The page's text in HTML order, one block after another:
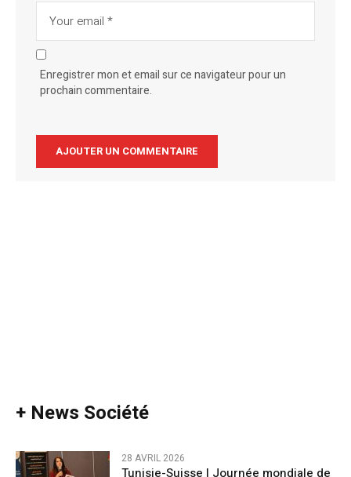
Enregistrer mon et email sur ce navigateur pour un
prochain commentaire.
+ News Société
28 AVRIL 2026
Tunisie-Suisse | Journée mondiale de